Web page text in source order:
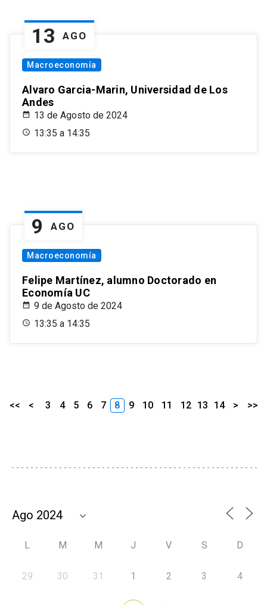
13 AGO
Macroeconomía
Alvaro Garcia-Marin, Universidad de Los
Andes
13 de Agosto de 2024
13:35 a 14:35
9 AGO
Macroeconomía
Felipe Martínez, alumno Doctorado en
Economía UC
9 de Agosto de 2024
13:35 a 14:35
<< < 3 4 5 6 7 8 9 10 11 12 13 14 > >>
L M M J V S D
29 30 31 1 2 3 4